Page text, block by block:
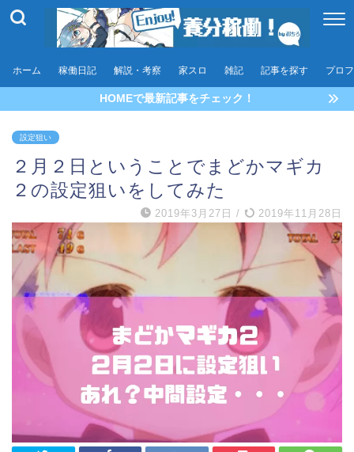
ホーム 稼働日記 解説・考察 家スロ 雑記 記事を探す プロ
HOMEで最新記事をチェック！
設定狙い
２月２日ということでまどかマギカ
２の設定狙いをしてみた
2019年3月27日 / 2019年11月28日